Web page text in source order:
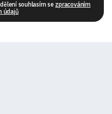
souhlasím se zpracováním
údajů